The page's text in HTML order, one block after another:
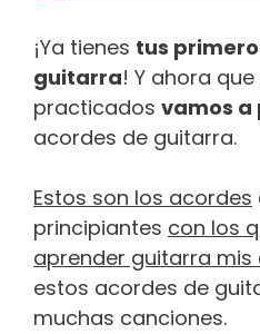
¡Ya tienes tus
guitarra! Y ahora
practicados vamos a
acordes de guitarra.
Estos son los acordes
principiantes con los
aprender guitarra mis
estos acordes de
muchas canciones.